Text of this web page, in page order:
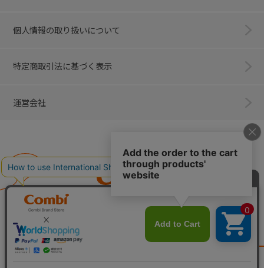
個人情報の取り扱いについて
特定商取引法に基づく表示
運営会社
子育てに、イノベーションを。
ベビー用品のコンビ株式会社